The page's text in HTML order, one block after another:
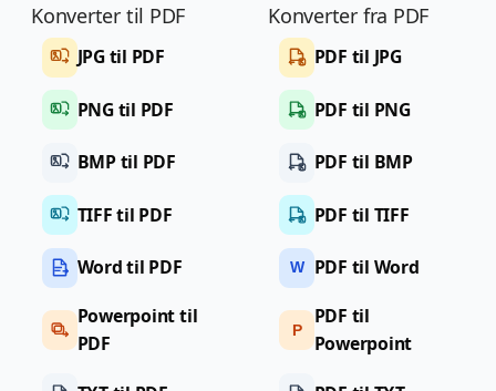
Konverter til PDF
JPG til PDF
PNG til PDF
BMP til PDF
TIFF til PDF
Word til PDF
Powerpoint til
PDF
Konverter fra PDF
PDF til JPG
PDF til PNG
PDF til BMP
PDF til TIFF
W PDF til Word
P
PDF til
Powerpoint